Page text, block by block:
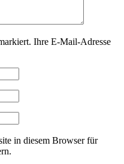
Ihre E-Mail-Adresse
in diesem Browser für